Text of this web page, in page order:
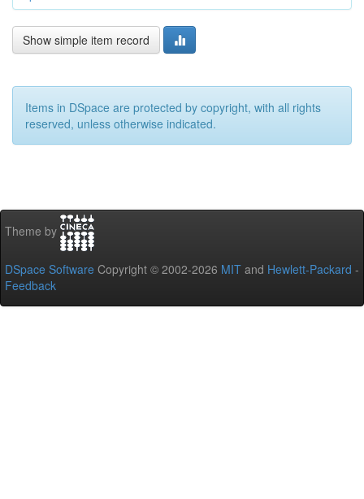
Show simple item record
Items in DSpace are protected by copyright, with all rights
reserved, unless otherwise indicated.
Theme by
DSpace Software Copyright © 2002-2026 MIT and Hewlett-Packard -
Feedback